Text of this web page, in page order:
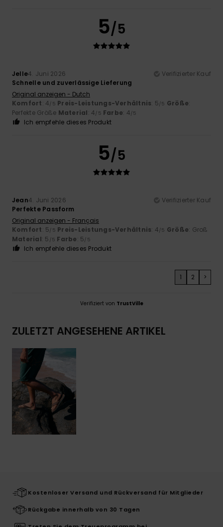
5/5
Jelle4. Juni 2026
Verifizierter Kauf
Schnelle und zuverlässige Lieferung
Original anzeigen - Dutch
Komfort: 4/5 Preis-Leistungs-Verhältnis: 5/5 Größe:
Perfekte Größe Material: 4/5 Farbe: 4/5
Ich empfehle dieses Produkt
5/5
Jean4. Juni 2026
Verifizierter Kauf
Perfekte Passform
Original anzeigen - Français
Komfort: 5/5 Preis-Leistungs-Verhältnis: 4/5 Größe: Groß
Material: 5 /5 Farbe: 5/5
Ich empfehle dieses Produkt
1 2 >
Verifiziert von TrustVille
ZULETZT ANGESEHENE ARTIKEL
Kostenloser Versand und Rückversand für Mitglieder
Rückgabe innerhalb von 30 Tagen